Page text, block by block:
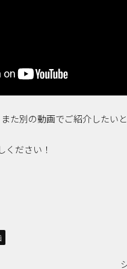
た別の動画でご紹介したい
ください！